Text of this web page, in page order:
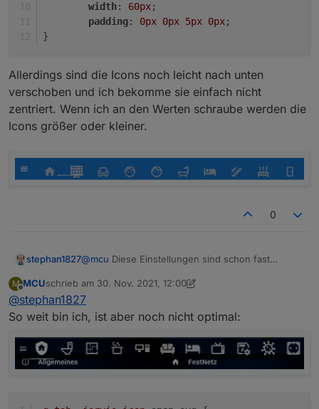
width: 60px;
padding: 0px 0px 5px 0px;
}
Allerdings sind die Icons noch leicht nach unten
verschoben und ich bekomme sie einfach nicht
zentriert. Wenn ich an den Werten schraube werden die
Icons größer oder kleiner.
0
stephan1827@mcu Diese Einstellungen sind schon fast
/*
/* Top headers */
.jarvis-tabs-container
	height: 60px;
}
.jarvis-tabs-container svg
Allerdings sind die Icons noch leicht nach unten
verschoben und ich bekomme sie einfach nicht
zentriert. Wenn ich an den Werten schraube
werden die Icons größer oder kleiner.
M
Offline
MCUschrieb am 30. Nov. 2021, 12:00
zuletzt editiert von MCU
@stephan1827
So weit bin ich, ist aber noch nicht optimal: